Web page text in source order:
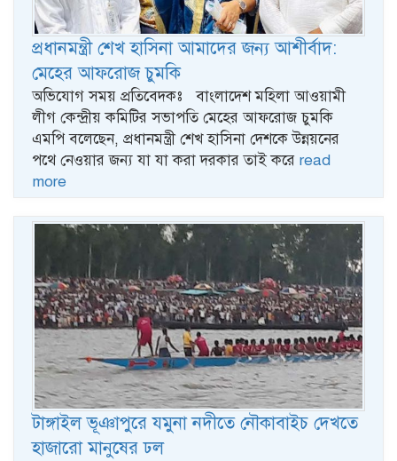
প্রধানমন্ত্রী শেখ হাসিনা আমাদের জন্য আশীর্বাদ:
মেহের আফরোজ চুমকি
অভিযোগ সময় প্রতিবেদকঃ বাংলাদেশ মহিলা আওয়ামী
লীগ কেন্দ্রীয় কমিটির সভাপতি মেহের আফরোজ চুমকি
এমপি বলেছেন, প্রধানমন্ত্রী শেখ হাসিনা দেশকে উন্নয়নের
পথে নেওয়ার জন্য যা যা করা দরকার তাই করে read
more
টাঙ্গাইল ভূঞাপুরে যমুনা নদীতে নৌকাবাইচ দেখতে
হাজারো মানুষের ঢল